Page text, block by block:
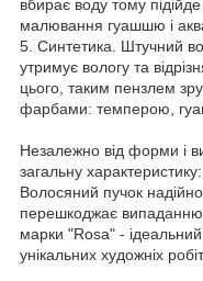
вбирає воду тому
малювання гуашшю і
5. Синтетика. Штучний
утримує вологу та
цього, таким пензлем
фарбами: темперою,
Незалежно від форми і
загальну характеристику:
Волосяний пучок
перешкоджає випаданню
марки "Rosa" -
унікальних художніх